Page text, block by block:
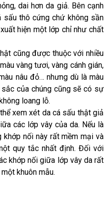
dai hơn da giả. Bên cạnh
sấu thô cứng chứ không sần
hiện một lớp chỉ như chất
cũng được thuộc với nhiều
vàng tươi, vàng cánh gián,
nâu đỏ… nhưng dù là màu
của chúng cũng sẽ có sự
loang lỗ.
xem xét da cá sấu thật giả
các lớp vây của da. Nếu là
nối này rất mềm mại và
quy tắc nhất định. Đối với
khớp nối giữa lớp vây da rất
khuôn mẫu.